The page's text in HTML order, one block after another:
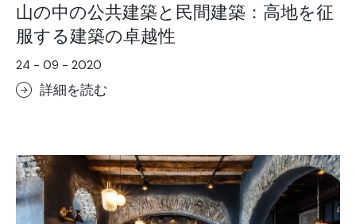
山の中の公共建築と民間建築：高地を征
服する建築の卓越性
24 - 09 - 2020
詳細を読む